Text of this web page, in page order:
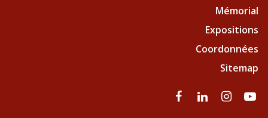
Mémorial
Expositions
Coordonnées
Sitemap